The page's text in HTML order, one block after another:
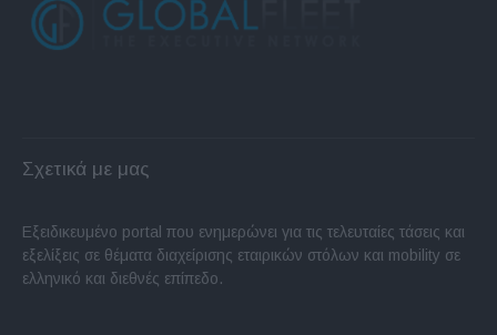
Σχετικά με μας
Εξειδικευμένο portal που ενημερώνει για τις τελευταίες τάσεις και
εξελίξεις σε θέματα διαχείρισης εταιρικών στόλων και mobility σε
ελληνικό και διεθνές επίπεδο.